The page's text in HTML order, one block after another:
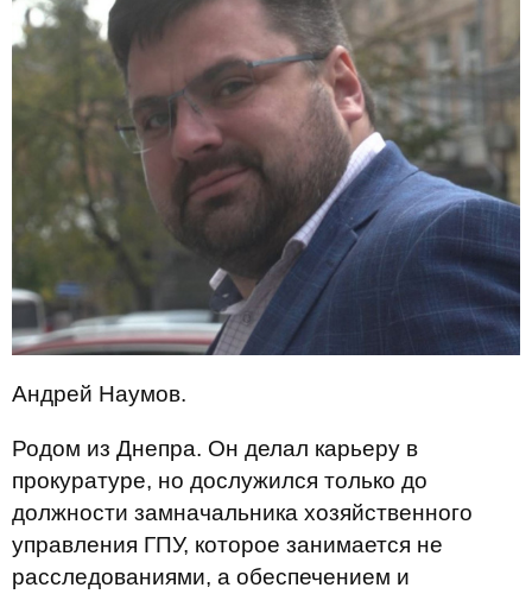
Андрей Наумов.
Родом из Днепра. Он делал карьеру в
прокуратуре, но дослужился только до
должности замначальника хозяйственного
управления ГПУ, которое занимается не
расследованиями, а обеспечением и